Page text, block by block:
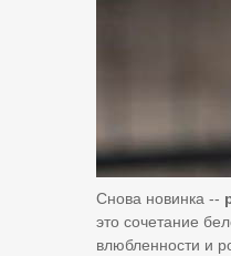
Снова новинка --
это сочетание
влюбленности и